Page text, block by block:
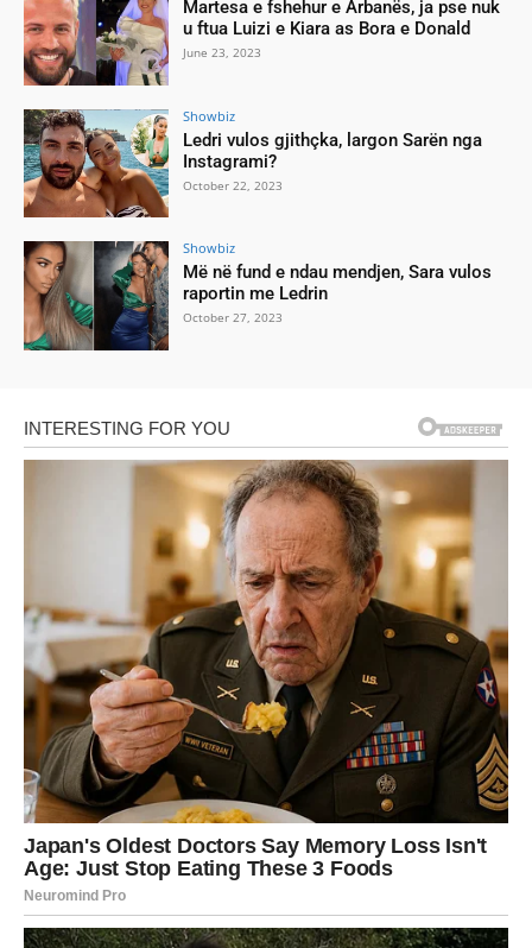
Martesa e fshehur e Arbanës, ja pse nuk
u ftua Luizi e Kiara as Bora e Donald
June 23, 2023
Showbiz
Ledri vulos gjithçka, largon Sarën nga
Instagrami?
October 22, 2023
Showbiz
Më në fund e ndau mendjen, Sara vulos
raportin me Ledrin
October 27, 2023